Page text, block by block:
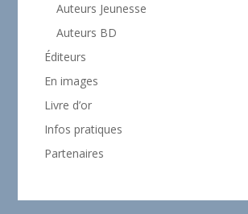
Auteurs Jeunesse
Auteurs BD
Éditeurs
En images
Livre d’or
Infos pratiques
Partenaires